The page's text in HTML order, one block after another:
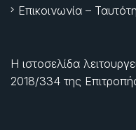
Επικοινωνία –
Η ιστοσελίδα
2018/334 της